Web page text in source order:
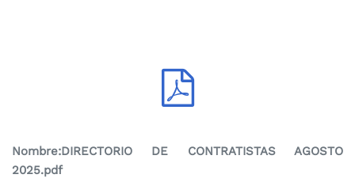
Nombre:DIRECTORIO DE CONTRATISTAS AGOSTO
2025.pdf